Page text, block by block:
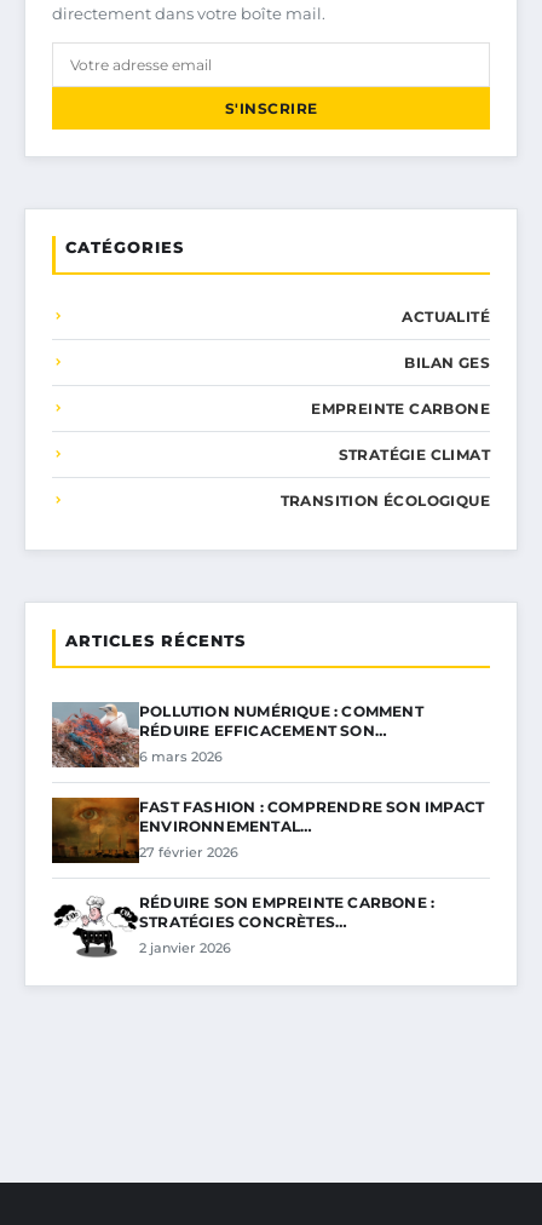
directement dans votre boîte mail.
S'INSCRIRE
CATÉGORIES
ACTUALITÉ
BILAN GES
EMPREINTE CARBONE
STRATÉGIE CLIMAT
TRANSITION ÉCOLOGIQUE
ARTICLES RÉCENTS
POLLUTION NUMÉRIQUE : COMMENT
RÉDUIRE EFFICACEMENT SON…
6 mars 2026
FAST FASHION : COMPRENDRE SON IMPACT
ENVIRONNEMENTAL…
27 février 2026
RÉDUIRE SON EMPREINTE CARBONE :
STRATÉGIES CONCRÈTES…
2 janvier 2026